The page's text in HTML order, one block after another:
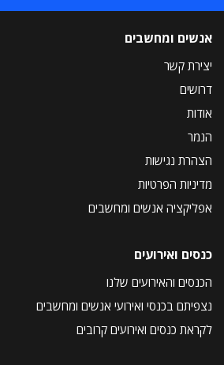
אנשים ומחשבים
יצירת קשר
דרושים
אודות
הנמר
הצהרת נגישות
מדיניות הפרטיות
אפליקציה אנשים ומחשבים
כנסים ואירועים
הכנסים והאירועים שלנו
נצפיתם בכנסי ואירועי אנשים ומחשבים
לקראת כנסים ואירועים קרובים